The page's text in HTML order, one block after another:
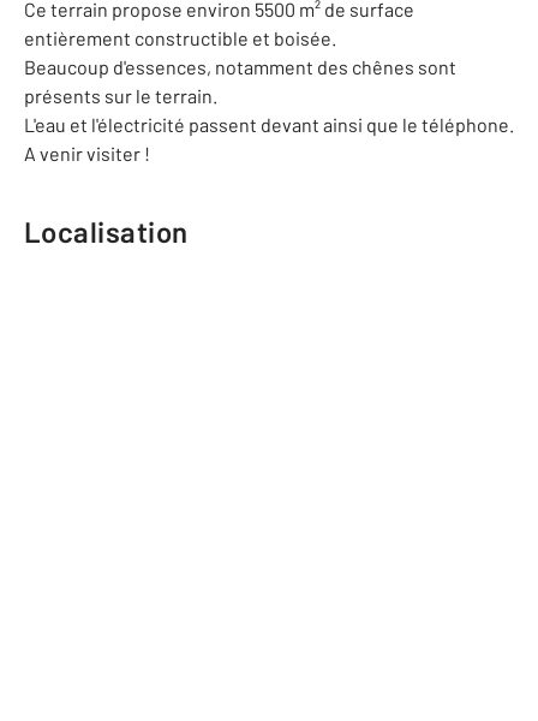
Ce terrain propose environ 5500 m² de surface
entièrement constructible et boisée.
Beaucoup d'essences, notamment des chênes sont
présents sur le terrain.
L'eau et l'électricité passent devant ainsi que le téléphone.
A venir visiter !
Localisation